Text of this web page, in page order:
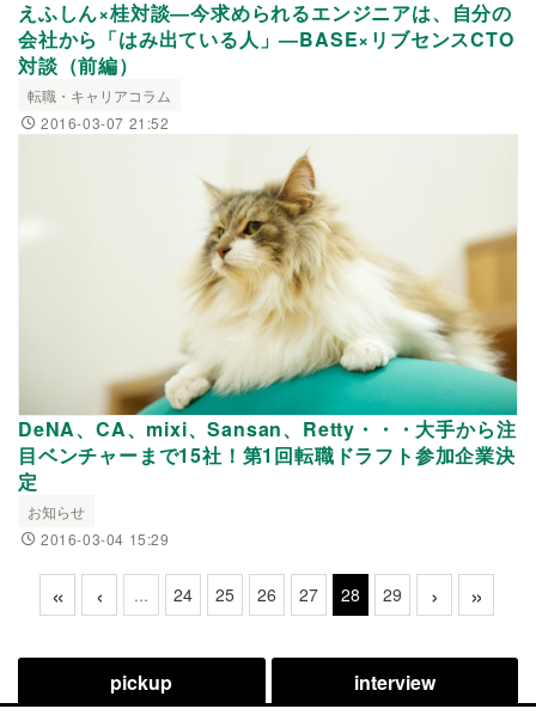
えふしん×桂対談―今求められるエンジニアは、自分の
会社から「はみ出ている人」―BASE×リブセンスCTO
対談（前編）
転職・キャリアコラム
2016-03-07 21:52
DeNA、CA、mixi、Sansan、Retty・・・大手から注
目ベンチャーまで15社！第1回転職ドラフト参加企業決
定
お知らせ
2016-03-04 15:29
« ‹ ... 24 25 26 27 28 29 › »
pickup interview